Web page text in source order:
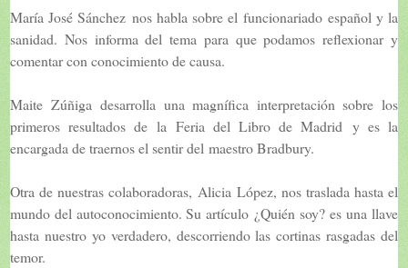
María José Sánchez nos habla sobre elfuncionariado español y la
sanidad. Nos informa del tema para que podamos reflexionar y
comentar con conocimiento de causa.
Maite Zúñiga desarrolla una magnífica interpretación sobre los
primeros resultados de la Feria del Libro de Madrid y es la
encargada de traernos el sentir del maestro Bradbury.
Otra de nuestras colaboradoras, Alicia López, nos traslada hasta el
mundo del autoconocimiento. Su artículo ¿Quién soy?es una llave
hasta nuestro yo verdadero, descorriendo las cortinas rasgadas del
temor.